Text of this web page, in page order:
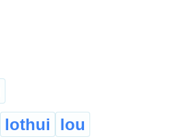
lothui lou